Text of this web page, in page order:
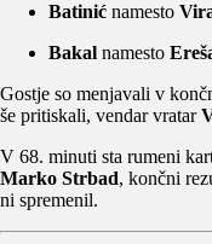
Batinić namesto
Bakal namesto
Gostje so menjavali v
še pritiskali, vendar vratar
V 68. minuti sta rumeni
Marko Strbad, končni
ni spremenil.